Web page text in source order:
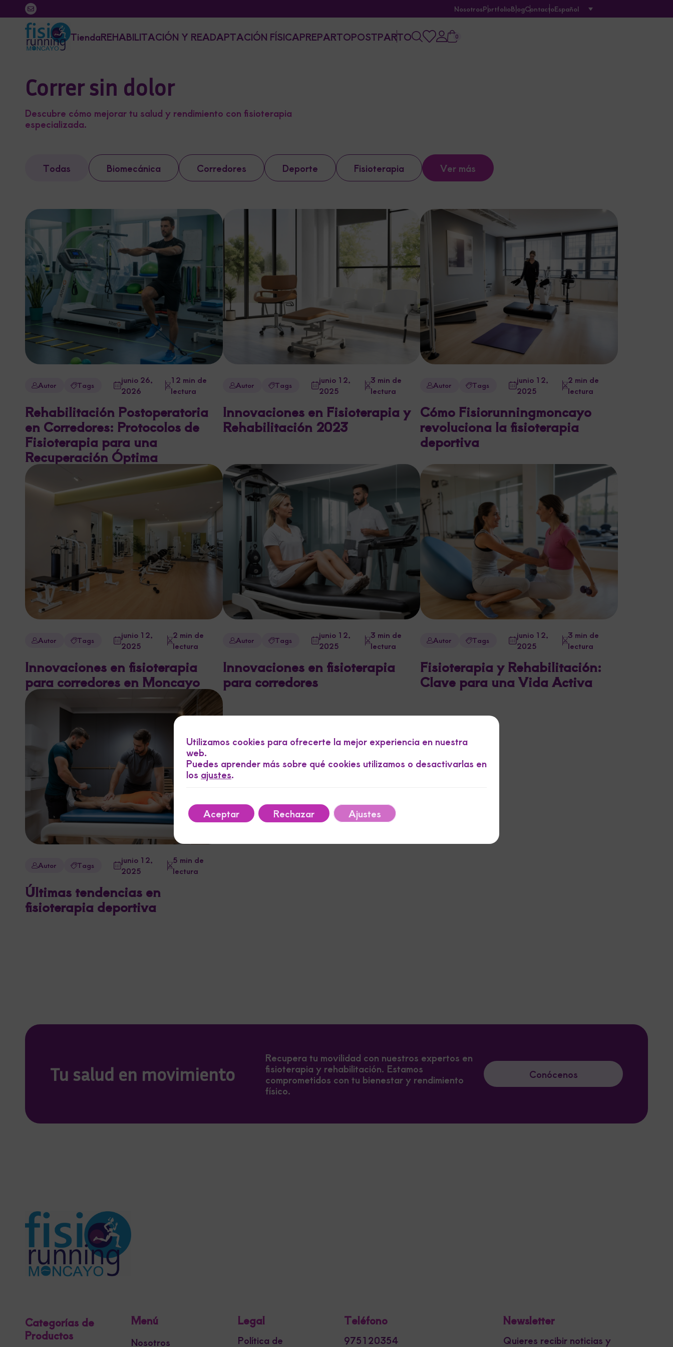
NosotrosPortfolioBlogContactoEspañol
TiendaREHABILITACIÓN Y READAPTACIÓN FÍSICAPREPARTOPOSTPARTO 0
Correr sin dolor
Descubre cómo mejorar tu salud y rendimiento con fisioterapia
especializada.
Todas Biomecánica Corredores Deporte Fisioterapia Ver más
Autor Tags
junio 26,
2026
12 min de
lectura
Rehabilitación Postoperatoria
en Corredores: Protocolos de
Fisioterapia para una
Recuperación Óptima
Autor Tags
junio 12,
2025
3 min de
lectura
Innovaciones en Fisioterapia y
Rehabilitación 2023
Autor Tags
junio 12,
2025
2 min de
lectura
Cómo Fisiorunningmoncayo
revoluciona la fisioterapia
deportiva
Autor Tags
junio 12,
2025
2 min de
lectura
Innovaciones en fisioterapia
para corredores en Moncayo
Autor Tags
junio 12,
2025
3 min de
lectura
Innovaciones en fisioterapia
para corredores
Autor Tags
junio 12,
2025
3 min de
lectura
Fisioterapia y Rehabilitación:
Clave para una Vida Activa
Autor Tags
junio 12,
2025
5 min de
lectura
Últimas tendencias en
fisioterapia deportiva
Tu salud en movimiento
Recupera tu movilidad con nuestros expertos en
fisioterapia y rehabilitación. Estamos
comprometidos con tu bienestar y rendimiento
físico.
Conócenos
Categorías de
Productos
Menú
Nosotros
Legal
Política de
Teléfono
975120354
Newsletter
Quieres recibir noticias y
Utilizamos cookies para ofrecerte la mejor experiencia en nuestra
web.
Puedes aprender más sobre qué cookies utilizamos o desactivarlas en
los ajustes.
Aceptar Rechazar Ajustes